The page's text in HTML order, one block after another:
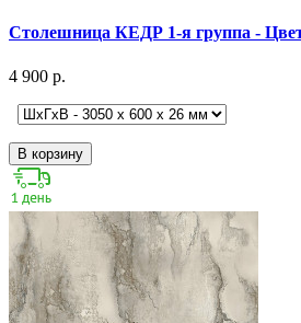
Столешница КЕДР 1-я группа -
4 900 р.
В корзину